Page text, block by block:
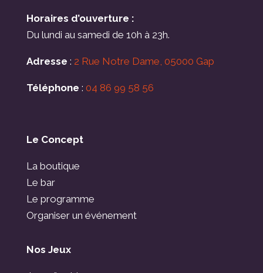
Horaires d’ouverture :
Du lundi au samedi de 10h à 23h.
Adresse : 2 Rue Notre Dame, 05000 Gap
Téléphone : 04 86 99 58 56
Le Concept
La boutique
Le bar
Le programme
Organiser un événement
Nos Jeux